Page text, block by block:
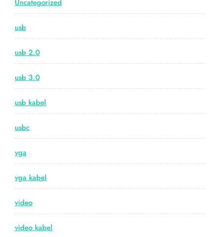
Uncategorized
usb
usb 2.0
usb 3.0
usb kabel
usbc
vga
vga kabel
video
video kabel